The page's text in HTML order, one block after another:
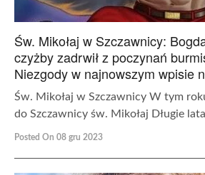
Św. Mikołaj w Szczawnicy:
czyżby zadrwił z poczynań
Niezgody w najnowszym wpisie
Św. Mikołaj w Szczawnicy W tym
do Szczawnicy św. Mikołaj Długie
Posted On 08 gru 2023